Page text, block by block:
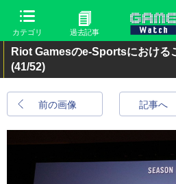
カテゴリ 過去記事
Riot Gamesのe-Sportsにおける
(41/52)
前の画像 記事へ